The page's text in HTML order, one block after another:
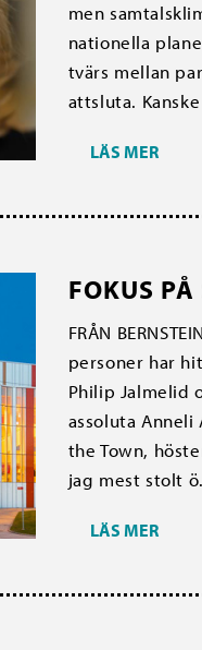
men
nationella
tvärs mellan
attsluta.
LÄS MER
FOKUS
FRÅN
personer har
Philip Jalmelid
assoluta Anneli
the Town,
jag mest stolt
LÄS MER